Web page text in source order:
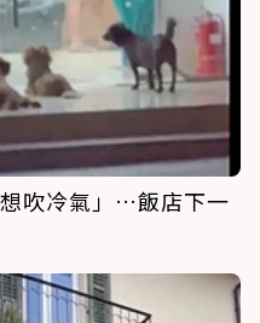
吹冷氣」…飯店下一